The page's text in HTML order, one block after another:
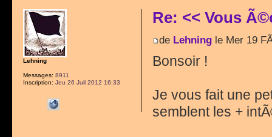
Re: << Vous
de Lehningle Mer 19
Bonsoir !
Je vous fait une
semblent les +
Lehning
Messages: 8911
Inscription: Jeu 26 Juil 2012 16:33